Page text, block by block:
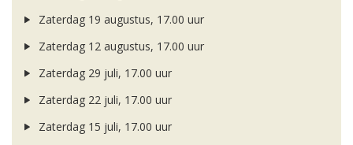
Zaterdag 19 augustus, 17.00 uur
Zaterdag 12 augustus, 17.00 uur
Zaterdag 29 juli, 17.00 uur
Zaterdag 22 juli, 17.00 uur
Zaterdag 15 juli, 17.00 uur